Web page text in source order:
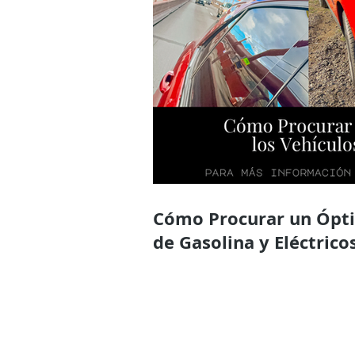
Cómo Procurar un Óptimo Mantenimiento en los Vehículos
de Gasolina y